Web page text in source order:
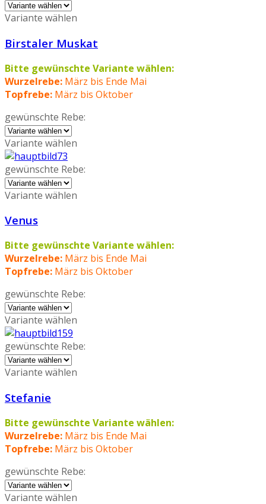
Variante wählen
Birstaler Muskat
Bitte gewünschte Variante wählen:
Wurzelrebe: März bis Ende Mai
Topfrebe: März bis Oktober
gewünschte Rebe:
Variante wählen
gewünschte Rebe:
Variante wählen
Venus
Bitte gewünschte Variante wählen:
Wurzelrebe: März bis Ende Mai
Topfrebe: März bis Oktober
gewünschte Rebe:
Variante wählen
gewünschte Rebe:
Variante wählen
Stefanie
Bitte gewünschte Variante wählen:
Wurzelrebe: März bis Ende Mai
Topfrebe: März bis Oktober
gewünschte Rebe:
Variante wählen